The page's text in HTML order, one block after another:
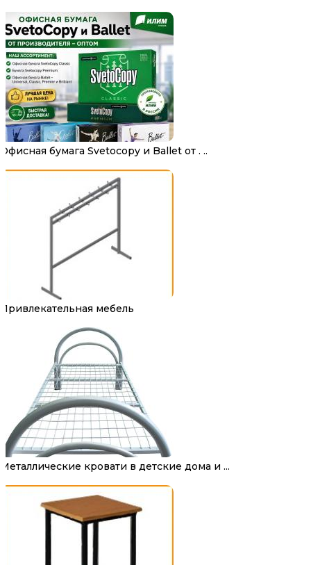
Офисная бумага Svetocopy и Ballet от . ..
Привлекательная мебель
Металлические кровати в детские дома и ...